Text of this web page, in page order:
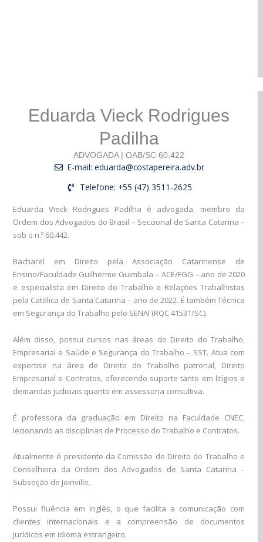
Eduarda Vieck Rodrigues
Padilha
ADVOGADA | OAB/SC 60.422
E-mail: eduarda@costapereira.adv.br
Telefone: +55 (47) 3511-2625
Eduarda Vieck Rodrigues Padilha é advogada, membro da
Ordem dos Advogados do Brasil – Seccional de Santa Catarina –
sob o n.º 60.442.
Bacharel em Direito pela Associação Catarinense de
Ensino/Faculdade Guilherme Guimbala – ACE/FGG – ano de 2020
e especialista em Direito do Trabalho e Relações Trabalhistas
pela Católica de Santa Catarina – ano de 2022. É também Técnica
em Segurança do Trabalho pelo SENAI (RQC 41531/SC).
Além disso, possui cursos nas áreas do Direito do Trabalho,
Empresarial e Saúde e Segurança do Trabalho – SST. Atua com
expertise na área de Direito do Trabalho patronal, Direito
Empresarial e Contratos, oferecendo suporte tanto em litígios e
demandas judiciais quanto em assessoria consultiva.
É professora da graduação em Direito na Faculdade CNEC,
lecionando as disciplinas de Processo do Trabalho e Contratos.
Atualmente é presidente da Comissão de Direito do Trabalho e
Conselheira da Ordem dos Advogados de Santa Catarina –
Subseção de Joinville.
Possui fluência em inglês, o que facilita a comunicação com
clientes internacionais e a compreensão de documentos
jurídicos em idioma estrangeiro.